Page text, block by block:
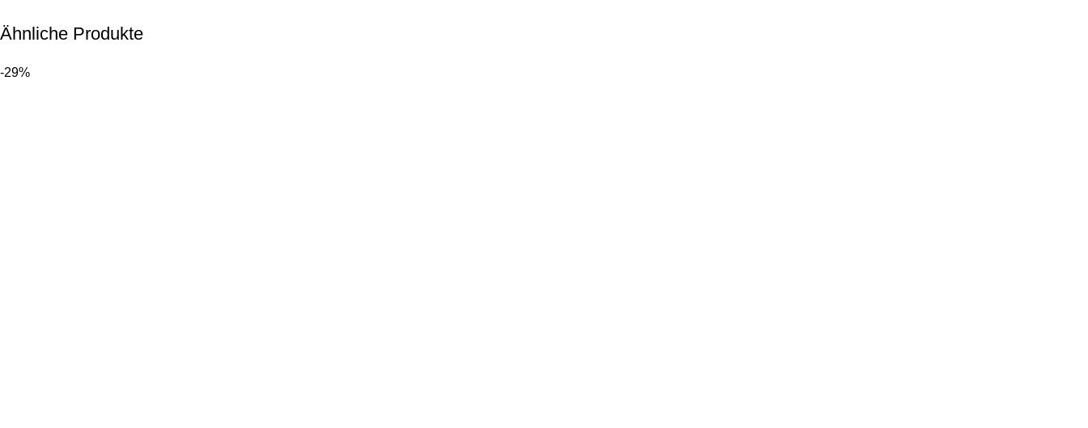
Ähnliche Produkte
-29%